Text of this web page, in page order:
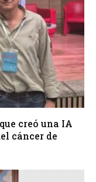
creó una IA
cáncer de